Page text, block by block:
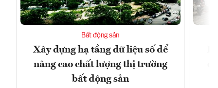
Bất động sản
Xây dựng hạ tầng dữ liệu số để
nâng cao chất lượng thị trường
bất động sản